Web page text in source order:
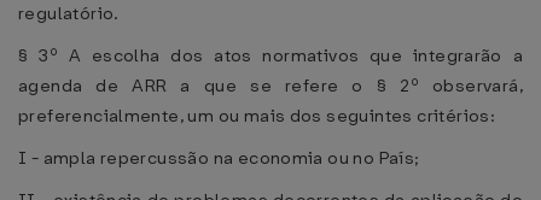
regulatório.
§ 3º A escolha dos atos normativos que integrarão a
agenda de ARR a que se refere o § 2º observará,
preferencialmente, um ou mais dos seguintes critérios:
I - ampla repercussão na economia ou no País;